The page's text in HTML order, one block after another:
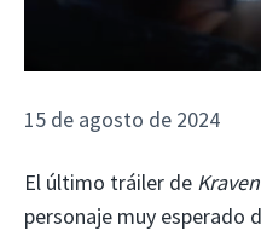
15 de agosto de 2024
El último tráiler de
personaje muy esperado